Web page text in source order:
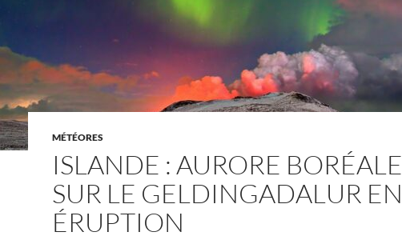
MÉTÉORES
ISLANDE : AURORE BORÉALE
SUR LE GELDINGADALUR EN
ÉRUPTION